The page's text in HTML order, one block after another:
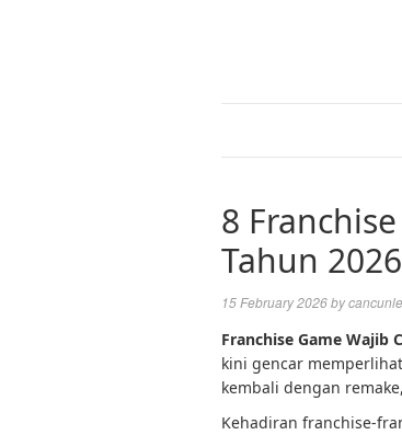
8
Tahun 2026
15 February 2026by
Franchise Game Wajib
kini gencar
kembali dengan
Kehadiran franchise-